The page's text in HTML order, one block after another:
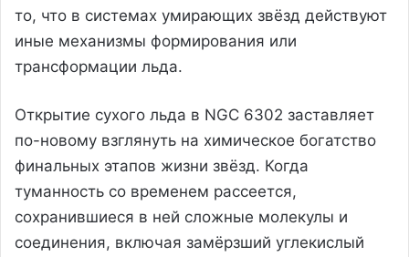
то, что в системах умирающих звёзд действуют
иные механизмы формирования или
трансформации льда.
Открытие сухого льда в NGC 6302 заставляет
по-новому взглянуть на химическое богатство
финальных этапов жизни звёзд. Когда
туманность со временем рассеется,
сохранившиеся в ней сложные молекулы и
соединения, включая замёрзший углекислый